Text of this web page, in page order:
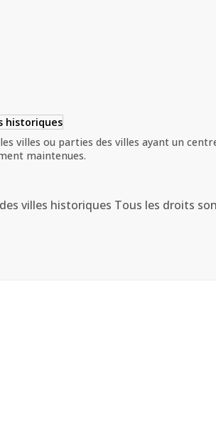
villes ou parties des villes ayant un
maintenues.
villes historiques Tous les droits